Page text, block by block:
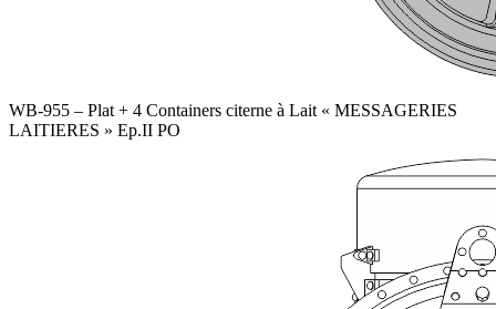
WB-955 – Plat + 4 Containers citerne à Lait « MESSAGERIES
LAITIERES » Ep.II PO